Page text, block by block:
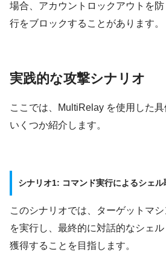
場合、アカウントロックアウトを
行をブロックすることがあります。
実践的な攻撃シナリオ
ここでは、MultiRelay を使用した
いくつか紹介します。
シナリオ1: コマンド実行によるシェル
このシナリオでは、ターゲットマ
を実行し、最終的に対話的なシェ
獲得することを目指します。